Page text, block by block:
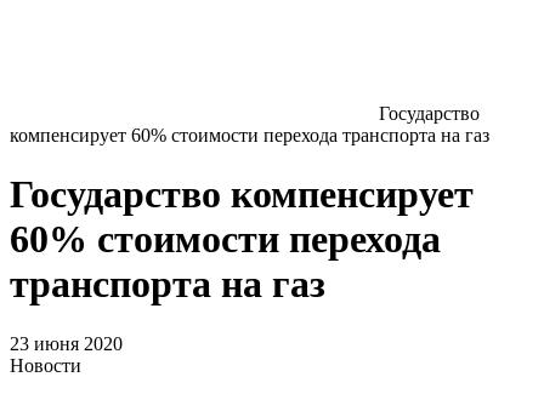
Государство
компенсирует 60% стоимости перехода транспорта на газ
Государство компенсирует
60% стоимости перехода
транспорта на газ
23 июня 2020
Новости